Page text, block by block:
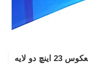
چاپ دیجیتال رویداد چترهای معکوس 23 اینچ دو لایه